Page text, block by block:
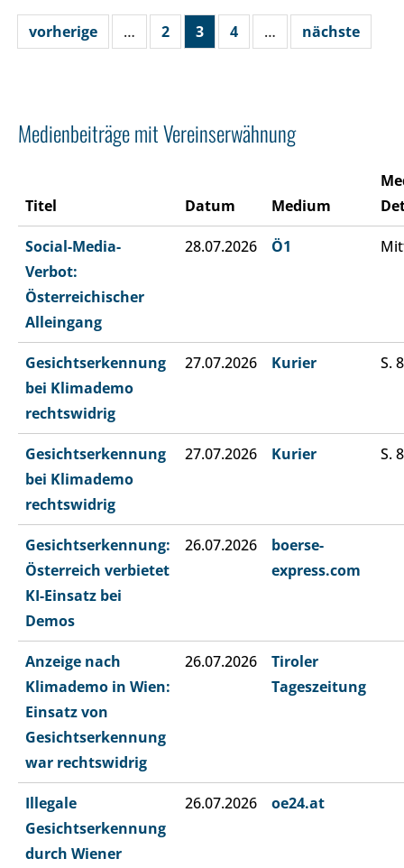
vorherige … 2 3 4 … nächste
Medienbeiträge mit Vereinserwähnung
Titel Datum Medium
Social-Media-
Verbot:
Österreichischer
Alleingang
28.07.2026 Ö1
Gesichtserkennung
bei Klimademo
rechtswidrig
27.07.2026 Kurier S. 8
Gesichtserkennung
bei Klimademo
rechtswidrig
27.07.2026 Kurier S. 8
Gesichtserkennung:
Österreich verbietet
KI-Einsatz bei
Demos
26.07.2026
boerse-
express.com
Anzeige nach
Klimademo in Wien:
Einsatz von
Gesichtserkennung
war rechtswidrig
26.07.2026
Tiroler
Tageszeitung
Illegale
Gesichtserkennung
durch Wiener
26.07.2026 oe24.at